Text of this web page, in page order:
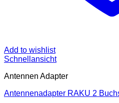
Add to wishlist
Schnellansicht
Antennen Adapter
Antennenadapter RAKU 2